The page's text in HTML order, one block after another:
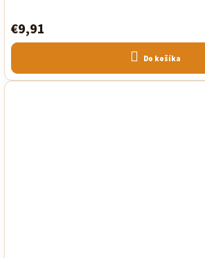
produktu
je
5,0
5
hviezdičiek.
€9,91
Do košíka